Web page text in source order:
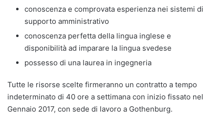
conoscenza e comprovata esperienza nei sistemi di
supporto amministrativo
conoscenza perfetta della lingua inglese e
disponibilità ad imparare la lingua svedese
possesso di una laurea in ingegneria
Tutte le risorse scelte firmeranno un contratto a tempo
indeterminato di 40 ore a settimana con inizio fissato nel
Gennaio 2017, con sede di lavoro a Gothenburg.